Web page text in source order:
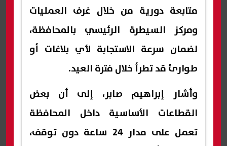
متابعة دورية من خلال غرف العمليات
ومركز السيطرة الرئيسي بالمحافظة،
لضمان سرعة الاستجابة لأي بلاغات أو
طوارئ قد تطرأ خلال فترة العيد.
وأشار إبراهيم صابر، إلى أن بعض
القطاعات الأساسية داخل المحافظة
تعمل على مدار 24 ساعة دون توقف،